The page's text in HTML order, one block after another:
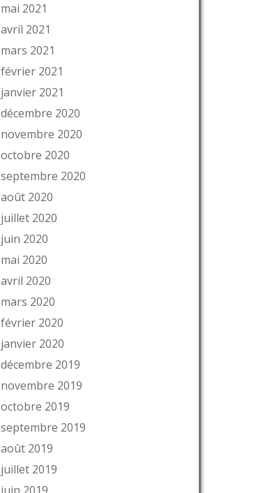
mai 2021
avril 2021
mars 2021
février 2021
janvier 2021
décembre 2020
novembre 2020
octobre 2020
septembre 2020
août 2020
juillet 2020
juin 2020
mai 2020
avril 2020
mars 2020
février 2020
janvier 2020
décembre 2019
novembre 2019
octobre 2019
septembre 2019
août 2019
juillet 2019